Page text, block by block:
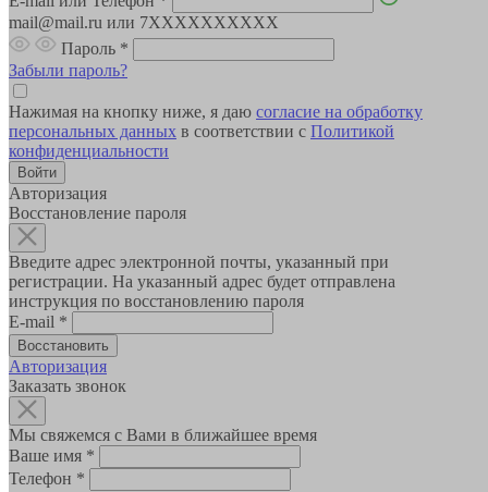
mail@mail.ru или 7XXXXXXXXXX
Пароль *
Забыли пароль?
Нажимая на кнопку ниже, я даю согласие на обработку
персональных данных в соответствии с Политикой
конфиденциальности
Авторизация
Восстановление пароля
Введите адрес электронной почты, указанный при
регистрации. На указанный адрес будет отправлена
инструкция по восстановлению пароля
E-mail *
Авторизация
Заказать звонок
Мы свяжемся с Вами в ближайшее время
Ваше имя *
Телефон *